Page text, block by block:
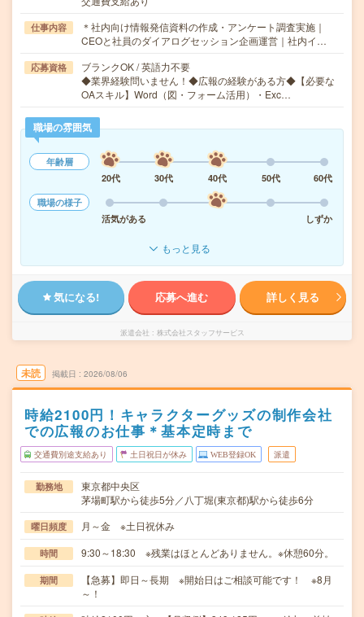
仕事内容
＊社内向け情報発信資料の作成・アンケート調査実施｜
CEOと社員のダイアログセッション企画運営｜社内イ…
応募資格
ブランクOK / 英語力不要
◆業界経験問いません！◆広報の経験がある方◆【必要な
OAスキル】Word（図・フォーム活用）・Exc…
職場の雰囲気
年齢層
20代
30代 40代 50代
60代
職場の様子
活気がある
しずか
もっと見る
気になる! 応募へ進む 詳しく見る
派遣会社 株式会社スタッフサービス
未読 掲載日 2026/08/06
時給2100円！キャラクターグッズの制作会社
での広報のお仕事＊基本定時まで
交通費別途支給あり 土日祝日が休み WEB登録OK 派遣
勤務地
東京都中央区
茅場町駅から徒歩5分／八丁堀(東京都)駅から徒歩6分
曜日頻度 月～金 ※土日祝休み
時間 9:30～18:30 ※残業はほとんどありません。※休憩60分。
期間
【急募】即日～長期 ※開始日はご相談可能です！ ※8月
～！